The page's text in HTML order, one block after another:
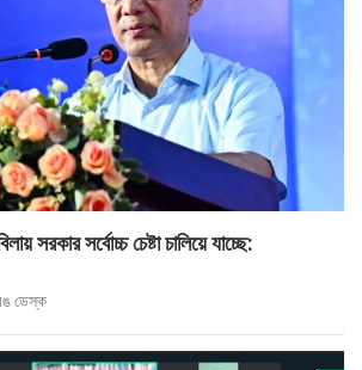
সরকার সর্বোচ্চ চেষ্টা চালিয়ে যাচ্ছে:
ডেস্ক